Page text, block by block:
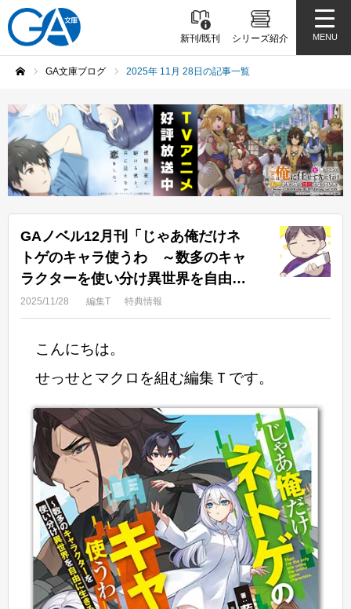
新刊/既刊 シリーズ紹介 MENU
GA文庫ブログ 2025年 11月 28日の記事一覧
GAノベル12月刊「じゃあ俺だけネ
トゲのキャラ使うわ ～数多のキャ
ラクターを使い分け異世界を自由に
生きる～」店舗特典情報！
2025/11/28 編集T 特典情報
こんにちは。
せっせとマクロを組む編集Ｔです。